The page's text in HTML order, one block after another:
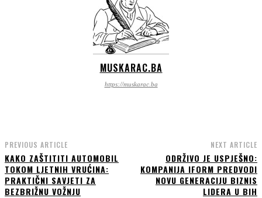
MUSKARAC.BA
https://muskarac.ba
PREVIOUS ARTICLE
KAKO ZAŠTITITI AUTOMOBIL
TOKOM LJETNIH VRUĆINA:
PRAKTIČNI SAVJETI ZA
BEZBRIŽNU VOŽNJU
NEXT ARTICLE
ODRŽIVO JE USPJEŠNO:
KOMPANIJA IFORM PREDVODI
NOVU GENERACIJU BIZNIS
LIDERA U BIH